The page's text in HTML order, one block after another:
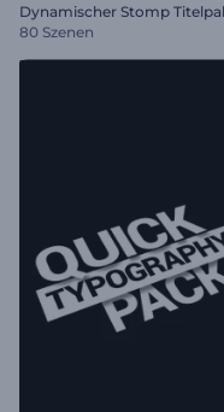
Dynamischer Stomp
80 Szenen